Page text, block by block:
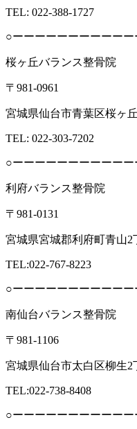
TEL: 022-388-1727
○ーーーーーーーーーー
桜ヶ丘バランス整骨院
〒981-0961
宮城県仙台市青葉区桜ヶ
TEL: 022-303-7202
○ーーーーーーーーーー
利府バランス整骨院
〒981-0131
宮城県宮城郡利府町青山2
TEL:022-767-8223
○ーーーーーーーーーー
南仙台バランス整骨院
〒981-1106
宮城県仙台市太白区柳生2
TEL:022-738-8408
○ーーーーーーーーーー